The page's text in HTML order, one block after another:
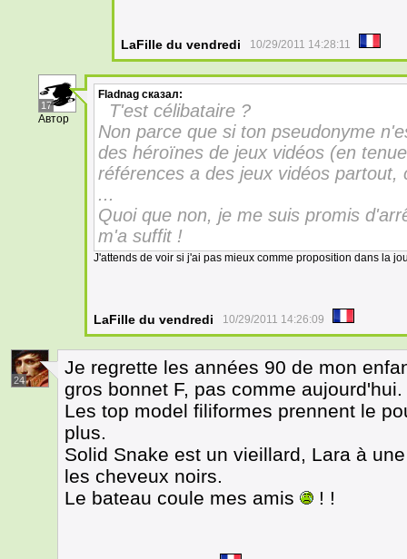
LaFille du vendredi 10/29/2011 14:28:11
17
Автор
Fladnag сказал:
T'est célibataire ?
Non parce que si ton pseudonyme
des héroïnes de jeux vidéos (en
références a des jeux vidéos partout,
...
Quoi que non, je me suis promis
m'a suffit !
J'attends de voir si j'ai pas mieux comme proposition dans la
LaFille du vendredi 10/29/2011 14:26:09
24
Je regrette les années 90 de mon
gros bonnet F, pas comme aujourd'hui.
Les top model filiformes prennent le
plus.
Solid Snake est un vieillard, Lara à
les cheveux noirs.
Le bateau coule mes amis
! !